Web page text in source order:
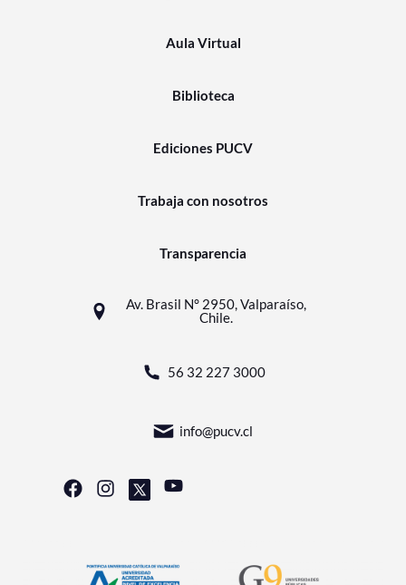
Aula Virtual
Biblioteca
Ediciones PUCV
Trabaja con nosotros
Transparencia
Av. Brasil N° 2950, Valparaíso,
Chile.
56 32 227 3000
info@pucv.cl